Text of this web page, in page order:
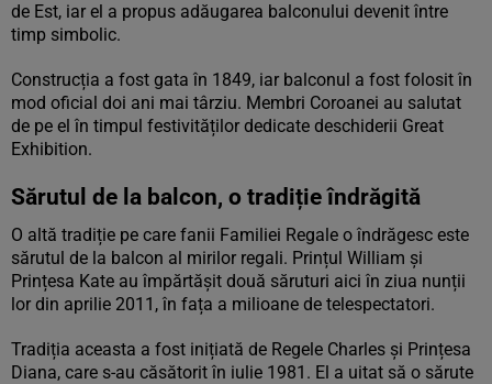
de Est, iar el a propus adăugarea balconului devenit între
timp simbolic.
Construcția a fost gata în 1849, iar balconul a fost folosit în
mod oficial doi ani mai târziu. Membri Coroanei au salutat
de pe el în timpul festivităților dedicate deschiderii Great
Exhibition.
Sărutul de la balcon, o tradiție îndrăgită
O altă tradiție pe care fanii Familiei Regale o îndrăgesc este
sărutul de la balcon al mirilor regali. Prințul William și
Prințesa Kate au împărtășit două săruturi aici în ziua nunții
lor din aprilie 2011, în fața a milioane de telespectatori.
Tradiția aceasta a fost inițiată de Regele Charles și Prințesa
Diana, care s-au căsătorit în iulie 1981. El a uitat să o sărute